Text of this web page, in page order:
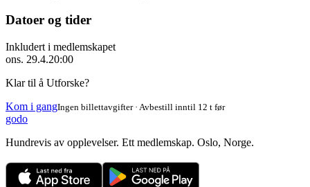
Datoer og tider
Inkludert i medlemskapet
ons. 29.4.20:00
Klar til å Utforske?
Kom i gangIngen billettavgifter · Avbestill inntil 12 t før
godo
Hundrevis av opplevelser. Ett medlemskap. Oslo, Norge.